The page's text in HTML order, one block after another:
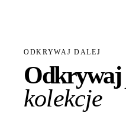
ODKRYWAJ DALEJ
Odkrywaj
kolekcje